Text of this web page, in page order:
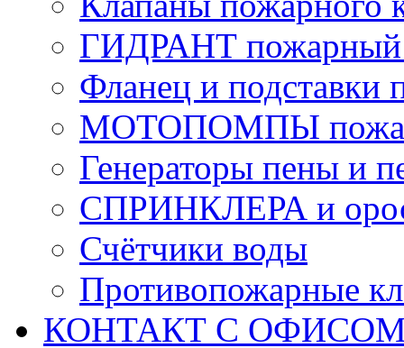
ГИДРАНТ пожарный
Фланец и подставки
МОТОПОМПЫ
Генераторы пены и
СПРИНКЛЕРА и
Счётчики воды
Противопожарные
КОНТАКТ С ОФИСОМ